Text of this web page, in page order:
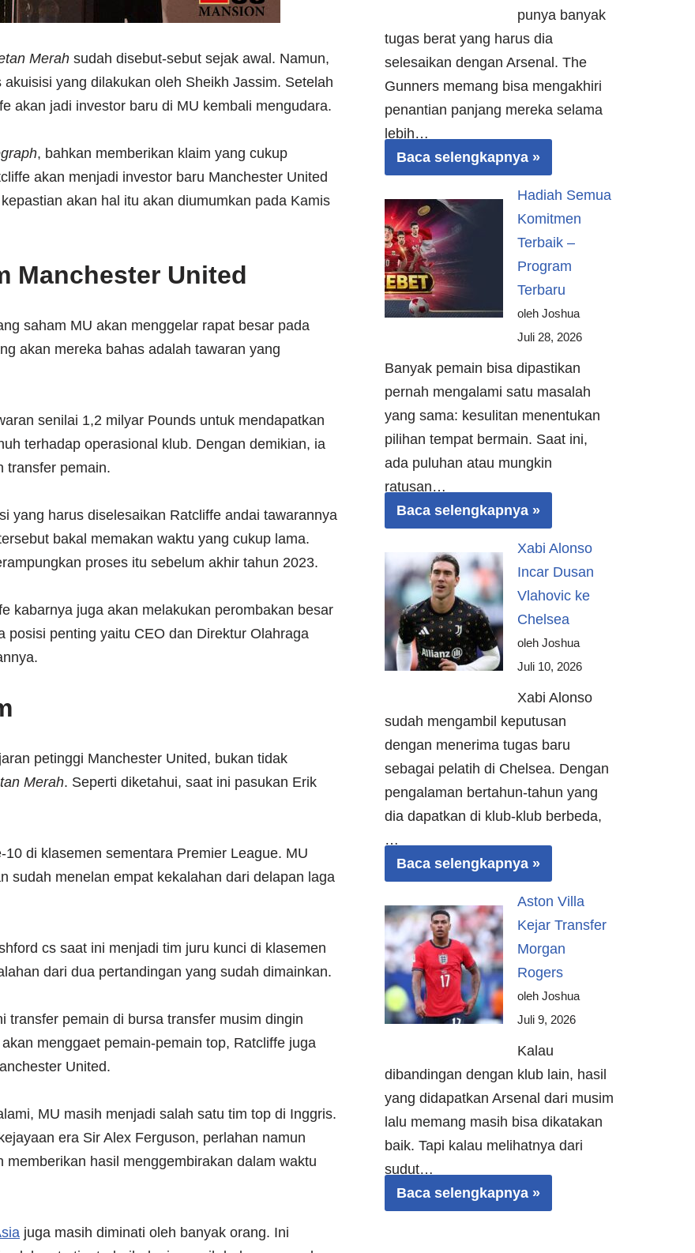
Merah sudah disebut-sebut sejak awal. Namun,
yang dilakukan oleh Sheikh Jassim. Setelah
akan jadi investor baru di MU kembali mengudara.
, bahkan memberikan klaim yang cukup
akan menjadi investor baru Manchester United
akan hal itu akan diumumkan pada Kamis
Manchester United
saham MU akan menggelar rapat besar pada
akan mereka bahas adalah tawaran yang
senilai 1,2 milyar Pounds untuk mendapatkan
terhadap operasional klub. Dengan demikian, ia
transfer pemain.
yang harus diselesaikan Ratcliffe andai tawarannya
bakal memakan waktu yang cukup lama.
proses itu sebelum akhir tahun 2023.
kabarnya juga akan melakukan perombakan besar
penting yaitu CEO dan Direktur Olahraga
petinggi Manchester United, bukan tidak
Merah. Seperti diketahui, saat ini pasukan Erik
di klasemen sementara Premier League. MU
sudah menelan empat kekalahan dari delapan laga
cs saat ini menjadi tim juru kunci di klasemen
dari dua pertandingan yang sudah dimainkan.
transfer pemain di bursa transfer musim dingin
menggaet pemain-pemain top, Ratcliffe juga
United.
MU masih menjadi salah satu tim top di Inggris.
era Sir Alex Ferguson, perlahan namun
hasil menggembirakan dalam waktu
juga masih diminati oleh banyak orang. Ini
punya banyak
tugas berat yang harus dia
selesaikan dengan Arsenal. The
Gunners memang bisa mengakhiri
penantian panjang mereka selama
lebih…
Baca selengkapnya »
Hadiah Semua
Komitmen
Terbaik –
Program
Terbaru
oleh Joshua
Juli 28, 2026
Banyak pemain bisa dipastikan
pernah mengalami satu masalah
yang sama: kesulitan menentukan
pilihan tempat bermain. Saat ini,
ada puluhan atau mungkin
ratusan…
Baca selengkapnya »
Xabi Alonso
Incar Dusan
Vlahovic ke
Chelsea
oleh Joshua
Juli 10, 2026
Xabi Alonso
sudah mengambil keputusan
dengan menerima tugas baru
sebagai pelatih di Chelsea. Dengan
pengalaman bertahun-tahun yang
dia dapatkan di klub-klub berbeda,
…
Baca selengkapnya »
Aston Villa
Kejar Transfer
Morgan
Rogers
oleh Joshua
Juli 9, 2026
Kalau
dibandingan dengan klub lain, hasil
yang didapatkan Arsenal dari musim
lalu memang masih bisa dikatakan
baik. Tapi kalau melihatnya dari
sudut…
Baca selengkapnya »